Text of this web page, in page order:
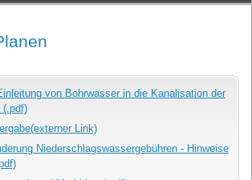
von Bohrwasser in die Kanalisation der
(.pdf)
Link)
Niederschlagswassergebühren - Hinweise